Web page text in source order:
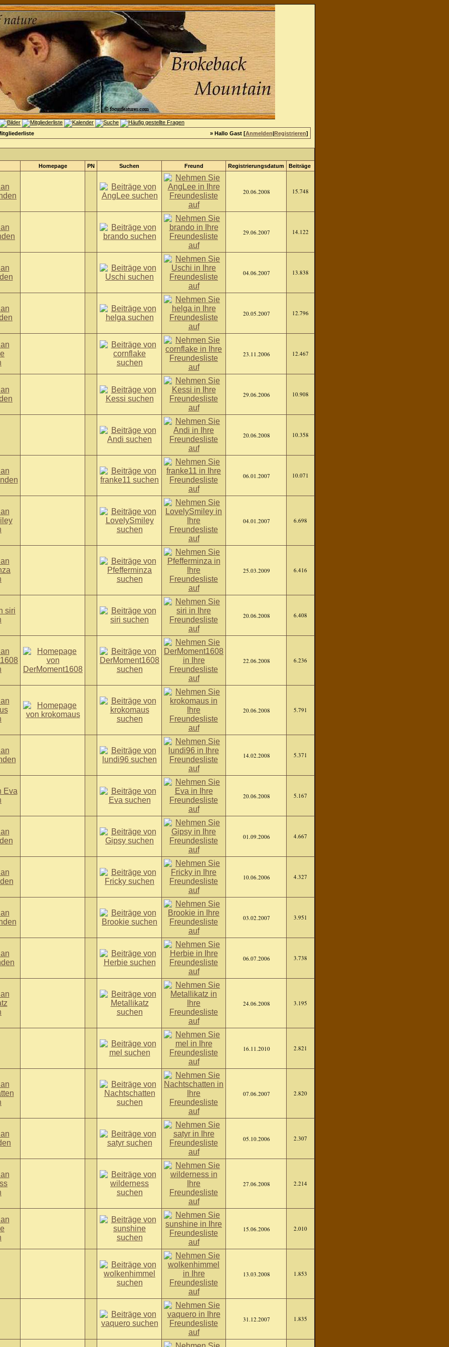
» Hallo Gast [Anmelden|Registrieren]
Homepage PN Suchen Freund Registrierungsdatum Beiträge
20.06.2008 15.748
29.06.2007 14.122
04.06.2007 13.838
20.05.2007 12.796
23.11.2006 12.467
29.06.2006 10.908
20.06.2008 10.358
06.01.2007 10.071
04.01.2007 6.698
25.03.2009 6.416
20.06.2008 6.408
22.06.2008 6.236
20.06.2008 5.791
14.02.2008 5.371
20.06.2008 5.167
01.09.2006 4.667
10.06.2006 4.327
03.02.2007 3.951
06.07.2006 3.738
24.06.2008 3.195
16.11.2010 2.821
07.06.2007 2.820
05.10.2006 2.307
27.06.2008 2.214
15.06.2006 2.010
13.03.2008 1.853
31.12.2007 1.835